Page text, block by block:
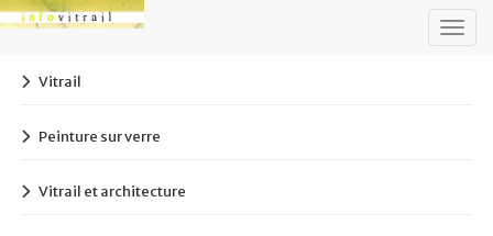
Vitrail
Peinture sur verre
Vitrail et architecture